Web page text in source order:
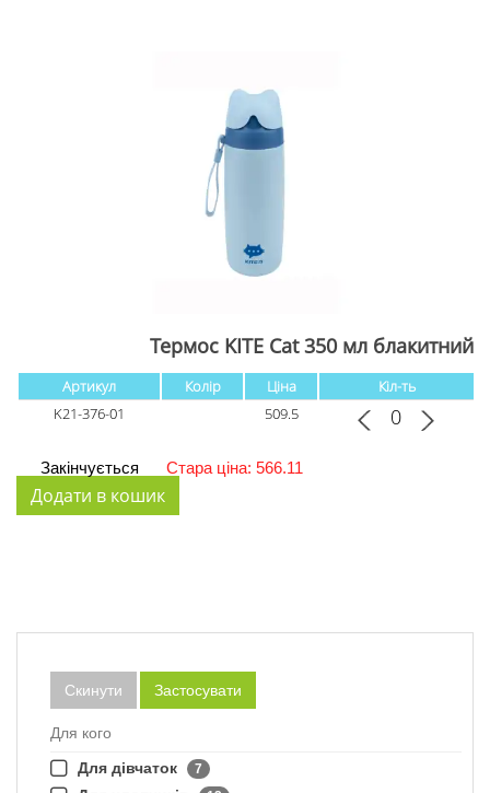
Термос KITE Сat 350 мл блакитний
Артикул Колір Ціна
Кіл-ть
K21-376-01
509.5
Закінчується Стара ціна: 566.11
Скинути Застосувати
Для кого
Для дівчаток
7